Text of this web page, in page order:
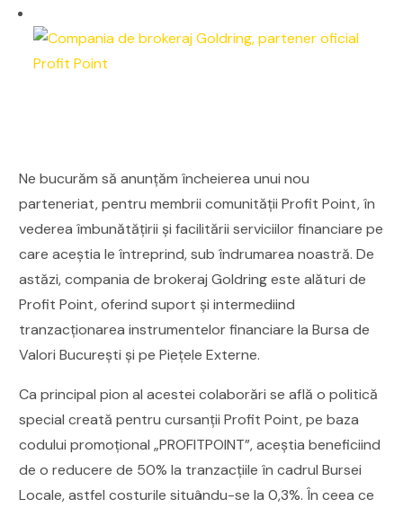
Ne bucurăm să anunțăm încheierea unui nou
parteneriat, pentru membrii comunității Profit Point, în
vederea îmbunătățirii și facilitării serviciilor financiare pe
care aceștia le întreprind, sub îndrumarea noastră. De
astăzi, compania de brokeraj Goldring este alături de
Profit Point, oferind suport și intermediind
tranzacționarea instrumentelor financiare la Bursa de
Valori București și pe Piețele Externe.
Ca principal pion al acestei colaborări se află o politică
special creată pentru cursanții Profit Point, pe baza
codului promoțional „PROFITPOINT”, aceștia beneficiind
de o reducere de 50% la tranzacțiile în cadrul Bursei
Locale, astfel costurile situându-se la 0,3%. În ceea ce